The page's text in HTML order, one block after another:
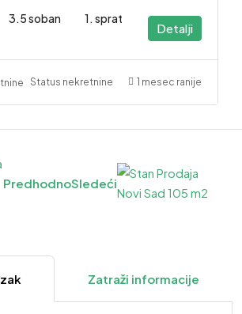
3.5 soban 1. sprat
Detalji
Status nekretnine 1 mesec ranije
PredhodnoSledeći
Zatraži informacije